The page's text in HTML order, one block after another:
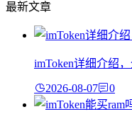
最新文章
imToken详细介绍
2026-08-07 0